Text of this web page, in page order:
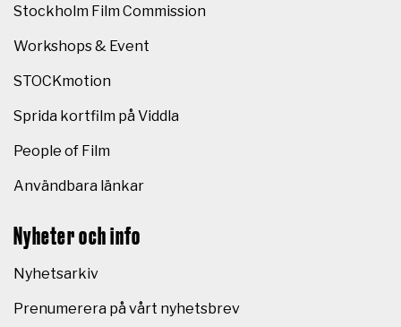
Stockholm Film Commission
Workshops & Event
STOCKmotion
Sprida kortfilm på Viddla
People of Film
Användbara länkar
Nyheter och info
Nyhetsarkiv
Prenumerera på vårt nyhetsbrev